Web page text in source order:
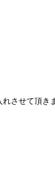
させて頂き